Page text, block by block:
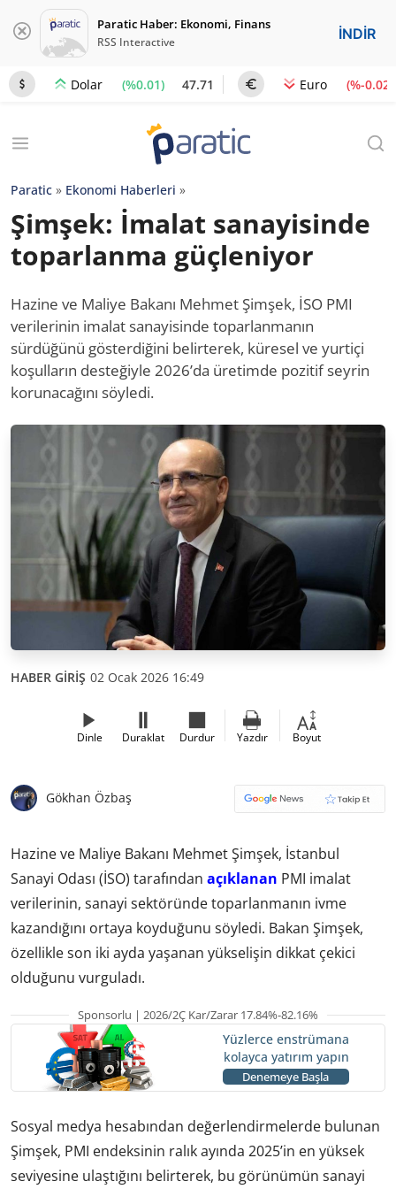
Paratic Haber: Ekonomi, Finans
RSS Interactive İNDİR
Dolar (%0.01) 47.71 Euro (%-0.02)
Paratic » Ekonomi Haberleri »
Şimşek: İmalat sanayisinde
toparlanma güçleniyor
Hazine ve Maliye Bakanı Mehmet Şimşek, İSO PMI
verilerinin imalat sanayisinde toparlanmanın
sürdüğünü gösterdiğini belirterek, küresel ve yurtiçi
koşulların desteğiyle 2026’da üretimde pozitif seyrin
korunacağını söyledi.
HABER GİRİŞ 02 Ocak 2026 16:49
Dinle Duraklat Durdur Yazdır Boyut
Gökhan Özbaş
Hazine ve Maliye Bakanı Mehmet Şimşek, İstanbul
Sanayi Odası (İSO) tarafından açıklanan PMI imalat
verilerinin, sanayi sektöründe toparlanmanın ivme
kazandığını ortaya koyduğunu söyledi. Bakan Şimşek,
özellikle son iki ayda yaşanan yükselişin dikkat çekici
olduğunu vurguladı.
Sponsorlu | 2026/2Ç Kar/Zarar 17.84%-82.16%
Yüzlerce enstrümana
kolayca yatırım yapın
Denemeye Başla
Sosyal medya hesabından değerlendirmelerde bulunan
Şimşek, PMI endeksinin ralık ayında 2025’in en yüksek
seviyesine ulaştığını belirterek, bu görünümün sanayi